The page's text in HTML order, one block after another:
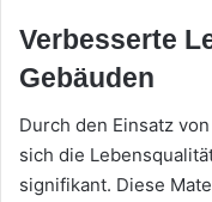
Verbesserte
Gebäuden
Durch den Einsatz
sich die
signifikant. Diese